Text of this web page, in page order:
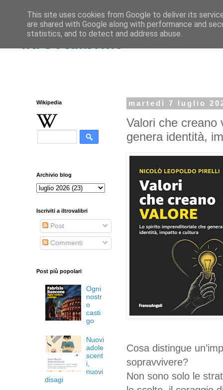
iltrovalibri.it
martedì 7 luglio
Valori che creano
genera identità,
Cosa distingue
sopravvivere?
Non sono solo le
Wikipedia
Archivio blog
Iscriviti a iltrovalibri
Post
Commenti
Post più popolari
Ogni
nostr
o
casti
go
Nuovi
adole
scent
i,
nuovi
disagi
This site uses cookies from Google to deliver its
are shared with Google along with performance and
statistics, and to detect and address abuse.